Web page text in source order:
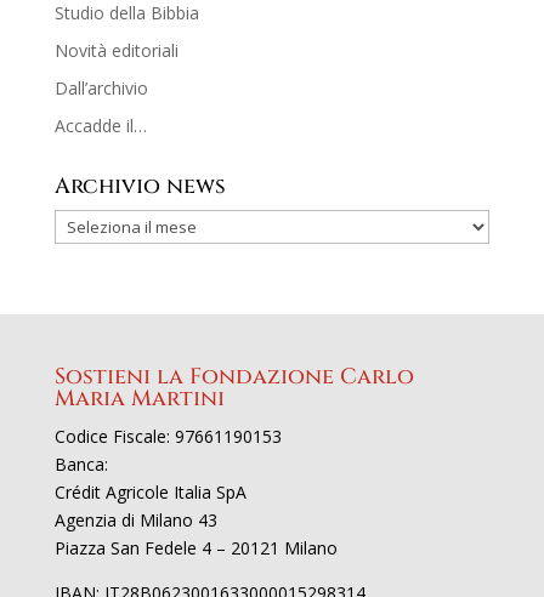
Studio della Bibbia
Novità editoriali
Dall’archivio
Accadde il…
Archivio news
Sostieni la Fondazione Carlo
Maria Martini
Codice Fiscale: 97661190153
Banca:
Crédit Agricole Italia SpA
Agenzia di Milano 43
Piazza San Fedele 4 – 20121 Milano